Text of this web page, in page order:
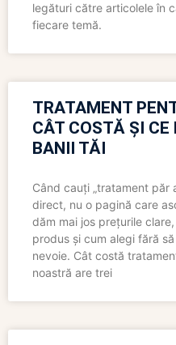
legături către articolele în
fiecare temă.
TRATAMENT
CÂT COSTĂ ȘI CE
BANII TĂI
Când cauți „tratament păr
direct, nu o pagină care
dăm mai jos prețurile
produs și cum alegi fără
nevoie. Cât costă
noastră are trei